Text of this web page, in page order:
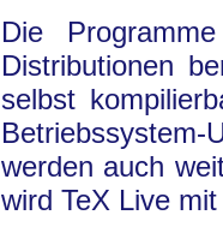
Die
Distributionen
selbst
werden auch
wird TeX Live